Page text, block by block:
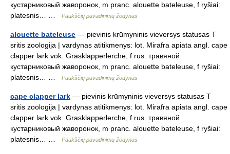
кустарниковый жаворонок, m pranc. alouette bateleuse, f ryšiai:
platesnis… …
Paukščių pavadinimų žodynas
alouette bateleuse — pievinis krūmyninis vieversys statusas T
sritis zoologija | vardynas atitikmenys: lot. Mirafra apiata angl. cape
clapper lark vok. Grasklapperlerche, f rus. травяной
кустарниковый жаворонок, m pranc. alouette bateleuse, f ryšiai:
platesnis… …
Paukščių pavadinimų žodynas
cape clapper lark — pievinis krūmyninis vieversys statusas T
sritis zoologija | vardynas atitikmenys: lot. Mirafra apiata angl. cape
clapper lark vok. Grasklapperlerche, f rus. травяной
кустарниковый жаворонок, m pranc. alouette bateleuse, f ryšiai:
platesnis… …
Paukščių pavadinimų žodynas